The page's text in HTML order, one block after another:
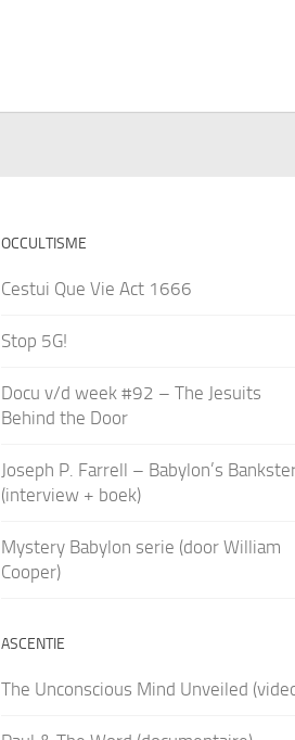
OCCULTISME
Cestui Que Vie Act 1666
Stop 5G!
Docu v/d week #92 – The Jesuits
Behind the Door
Joseph P. Farrell – Babylon’s
(interview + boek)
Mystery Babylon serie (door William
Cooper)
ASCENTIE
The Unconscious Mind Unveiled